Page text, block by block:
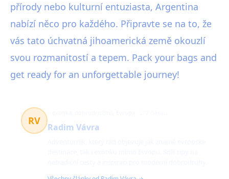
přírody nebo kulturní entuziasta, Argentina
nabízí něco pro každého. Připravte se na to, že
vás tato úchvatná jihoamerická země okouzlí
svou rozmanitostí a tepem. Pack your bags and
get ready for an unforgettable journey!
RV
Radim Vávra